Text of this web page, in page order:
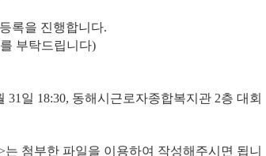
록을 진행합니다.
부탁드립니다)
일 18:30, 동해시근로자종합복지관 2층 대회
첨부한 파일을 이용하여 작성해주시면 됩니